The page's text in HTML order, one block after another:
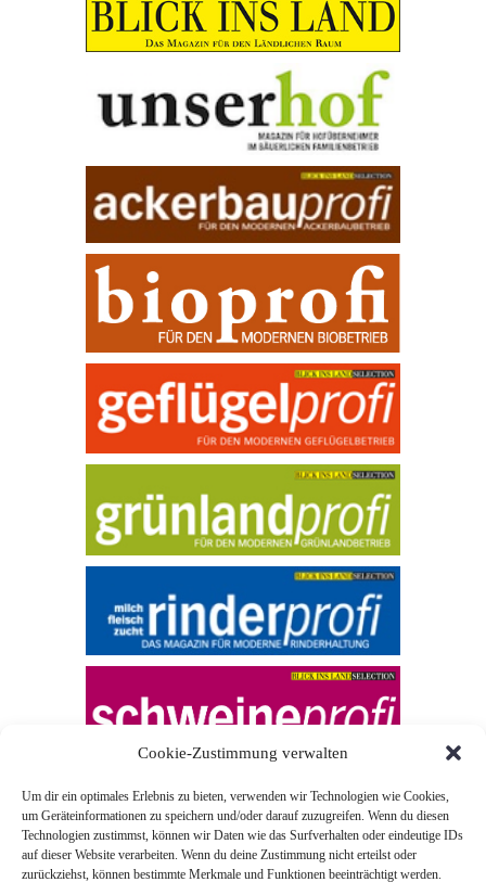
Cookie-Zustimmung verwalten
Um dir ein optimales Erlebnis zu bieten, verwenden wir Technologien wie Cookies,
um Geräteinformationen zu speichern und/oder darauf zuzugreifen. Wenn du diesen
Technologien zustimmst, können wir Daten wie das Surfverhalten oder eindeutige IDs
auf dieser Website verarbeiten. Wenn du deine Zustimmung nicht erteilst oder
zurückziehst, können bestimmte Merkmale und Funktionen beeinträchtigt werden.